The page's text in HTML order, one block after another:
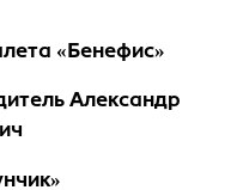
«Бенефис»
Александр